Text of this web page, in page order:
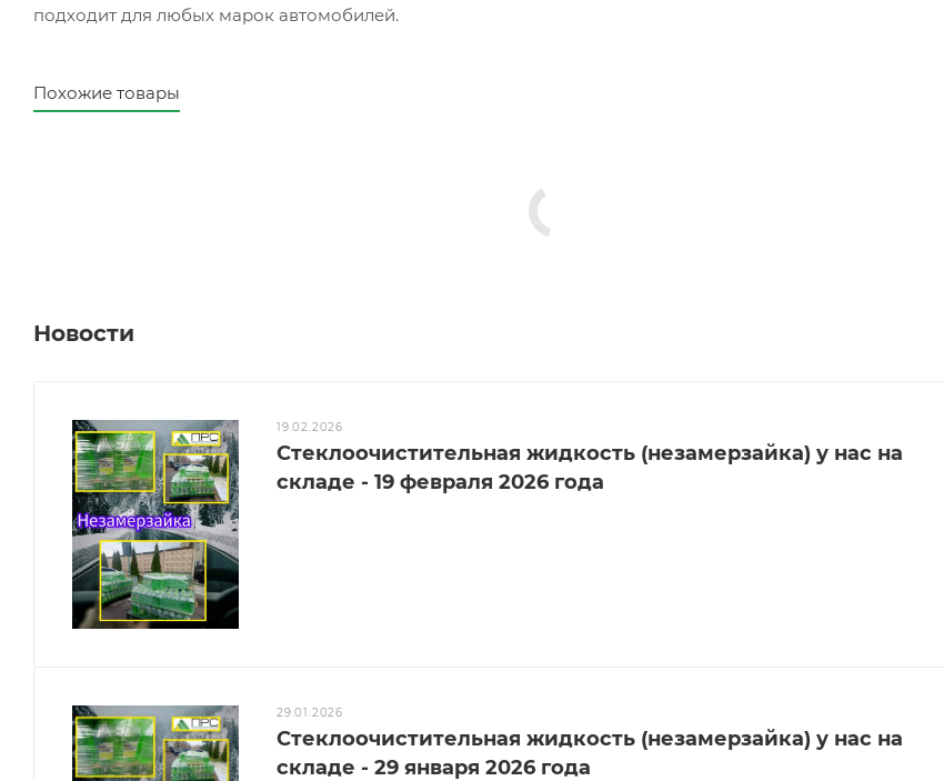
подходит для любых марок автомобилей.
Похожие товары
Новости
19.02.2026
Стеклоочистительная жидкость (незамерзайка) у нас на
складе - 19 февраля 2026 года
29.01.2026
Стеклоочистительная жидкость (незамерзайка) у нас на
складе - 29 января 2026 года